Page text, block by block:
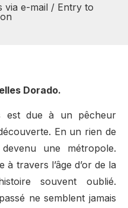
via e-mail / Entry to
Dorado.
est due à un pêcheur
écouverte. En un rien de
une métropole.
travers l’âge d’or de la
souvent oublié.
ne semblent jamais